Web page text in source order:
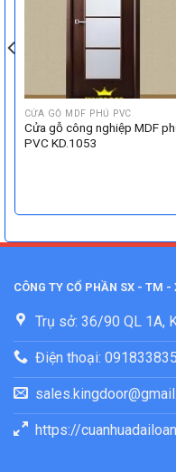
CỬA GỖ MDF PHỦ PVC
Cửa gỗ công nghiệp MDF
PVC KD.1053
CÔNG TY CỔ PHẦN SX - TM -
Trụ sở: 36/90 QL 1A,
Điện thoại:
https://